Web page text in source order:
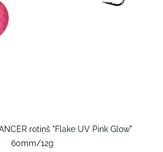
rotiņš "Flake UV Pink Glow"
60mm/12g